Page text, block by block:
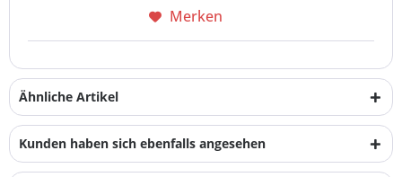
Merken
Ähnliche Artikel
Kunden haben sich ebenfalls angesehen